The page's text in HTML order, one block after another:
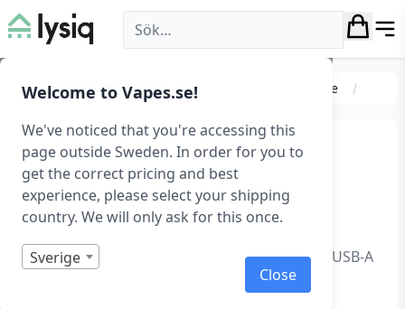
Welcome to Vapes.se!
We've noticed that you're accessing this
page outside Sweden. In order for you to
get the correct pricing and best
experience, please select your shipping
country. We will only ask for this once.
Sverige
Close
Lysiq
Kablar & laddare Mobilladdare Väggladdare
GaN snabbladdare med
USB-A och USB-C (47 W),
svart
Usams GaN Mini Snabbladdare 47W, USB-C + USB-A